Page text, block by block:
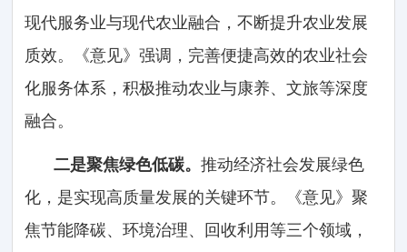
现代服务业与现代农业融合，不断提升农业发展
质效。《意见》强调，完善便捷高效的农业社会
化服务体系，积极推动农业与康养、文旅等深度
融合。
二是聚焦绿色低碳。推动经济社会发展绿色
化，是实现高质量发展的关键环节。《意见》聚
焦节能降碳、环境治理、回收利用等三个领域，